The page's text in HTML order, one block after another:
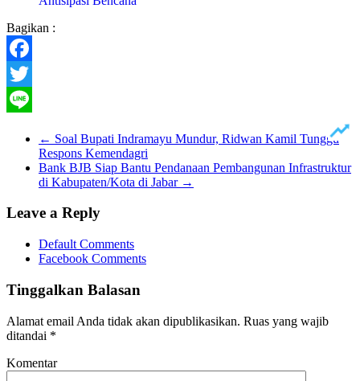
Bagikan :
Facebook
Twitter
← Soal Bupati Indramayu Mundur, Ridwan Kamil Tunggu
Respons Kemendagri
Bank BJB Siap Bantu Pendanaan Pembangunan Infrastruktur
di Kabupaten/Kota di Jabar →
Leave a Reply
Default Comments
Facebook Comments
Tinggalkan Balasan
Alamat email Anda tidak akan dipublikasikan. Ruas yang wajib
ditandai *
Komentar